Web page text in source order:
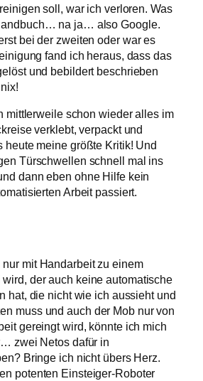
soll, war ich verloren. Was
na ja… also Google.
bei der zweiten oder war es
fand ich heraus, dass das
und bebildert beschrieben
mittlerweile schon wieder alles im
verklebt, verpackt und
heute meine größte Kritik! Und
Türschwellen schnell mal ins
dann eben ohne Hilfe kein
Arbeit passiert.
mit Handarbeit zu einem
der auch keine automatische
hat, die nicht wie ich aussieht und
muss und auch der Mob nur von
gereingt wird, könnte ich mich
zwei Netos dafür in
Bringe ich nicht übers Herz.
potenten Einsteiger-Roboter